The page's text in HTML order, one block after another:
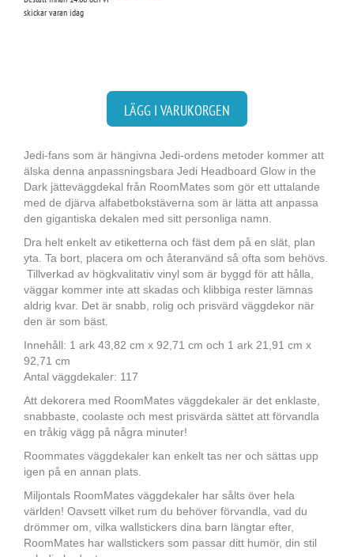
skickar varan idag
LÄGG I VARUKORGEN
Jedi-fans som är hängivna Jedi-ordens metoder kommer att
älska denna anpassningsbara Jedi Headboard Glow in the
Dark jätteväggdekal från RoomMates som gör ett uttalande
med de djärva alfabetbokstäverna som är lätta att anpassa
den gigantiska dekalen med sitt personliga namn.
Dra helt enkelt av etiketterna och fäst dem på en slät, plan
yta. Ta bort, placera om och återanvänd så ofta som behövs.
Tillverkad av högkvalitativ vinyl som är byggd för att hålla,
väggar kommer inte att skadas och klibbiga rester lämnas
aldrig kvar. Det är snabb, rolig och prisvärd väggdekor när
den är som bäst.
Innehåll: 1 ark 43,82 cm x 92,71 cm och 1 ark 21,91 cm x
92,71 cm
Antal väggdekaler: 117
Att dekorera med RoomMates väggdekaler är det enklaste,
snabbaste, coolaste och mest prisvärda sättet att förvandla
en tråkig vägg på några minuter!
Roommates väggdekaler kan enkelt tas ner och sättas upp
igen på en annan plats.
Miljontals RoomMates väggdekaler har sålts över hela
världen! Oavsett vilket rum du behöver förvandla, vad du
drömmer om, vilka wallstickers dina barn längtar efter,
RoomMates har wallstickers som passar ditt humör, din stil